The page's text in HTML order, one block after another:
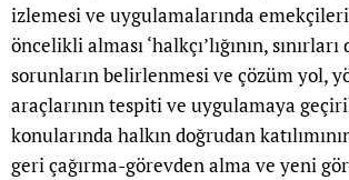
izlemesi ve uygulamalarında
öncelikli alması ‘halkçı’lığının,
sorunların belirlenmesi ve çözüm yol,
araçlarının tespiti ve uygulamaya
konularında halkın doğrudan
geri çağırma-görevden alma ve yeni